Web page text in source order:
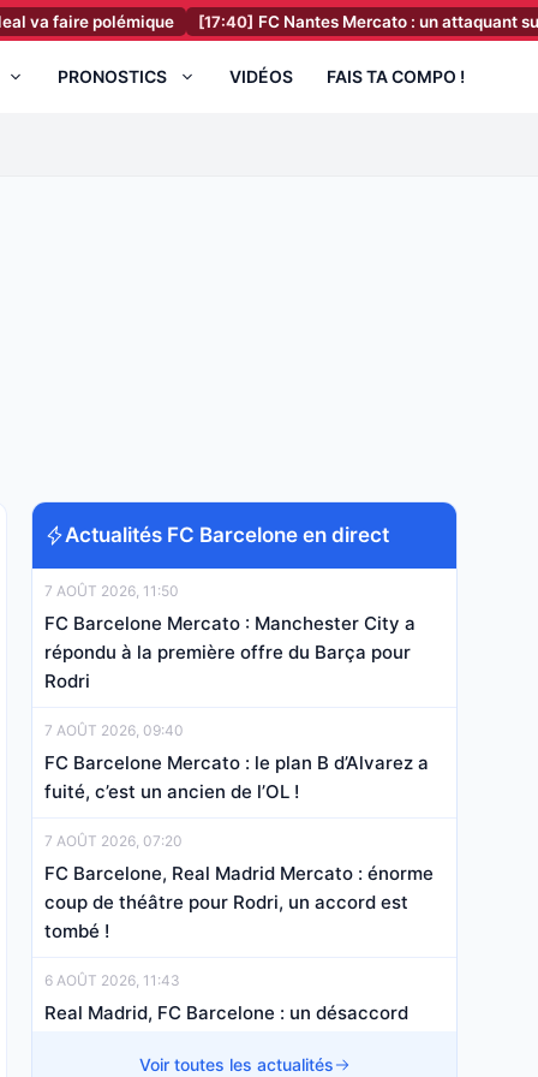
[17:40] FC Nantes Mercato : un attaquant sur le départ,
PRONOSTICS VIDÉOS FAIS TA COMPO !
Actualités FC Barcelone en direct
7 AOÛT 2026, 11:50
FC Barcelone Mercato : Manchester City a
répondu à la première offre du Barça pour
Rodri
7 AOÛT 2026, 09:40
FC Barcelone Mercato : le plan B d’Alvarez a
fuité, c’est un ancien de l’OL !
7 AOÛT 2026, 07:20
FC Barcelone, Real Madrid Mercato : énorme
coup de théâtre pour Rodri, un accord est
tombé !
6 AOÛT 2026, 11:43
Real Madrid, FC Barcelone : un désaccord
Voir toutes les actualités